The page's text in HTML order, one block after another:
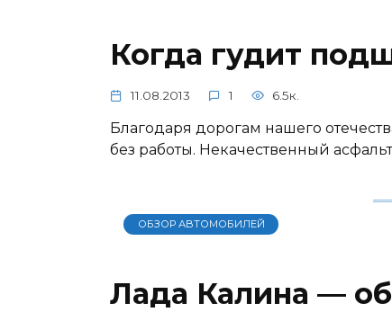
Когда гудит
11.08.2013 1 6.5к.
Благодаря дорогам нашего
без работы. Некачественный
ОБЗОР АВТОМОБИЛЕЙ
Лада Калина —